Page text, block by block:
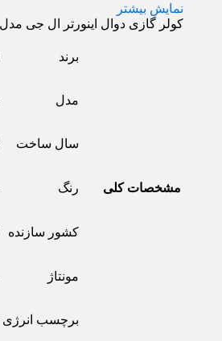
نمایش بیشتر
کولر گازی دوال اینورتر ال جی مدل BMP-26K
مشخصات کلی
برند
مدل
سال ساخت
رنگ
کشور سازنده
مونتاژ
برچسب انرژی